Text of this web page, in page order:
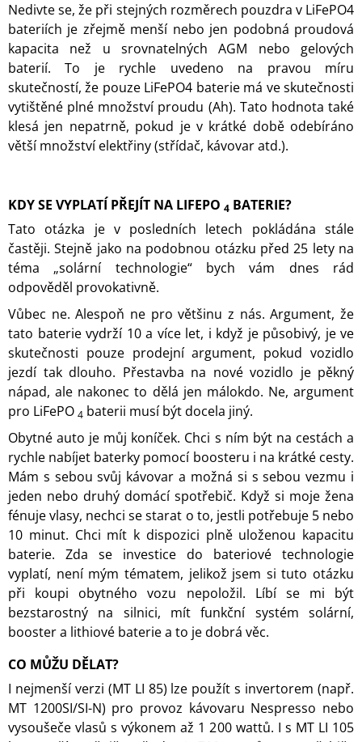
Nedivte se, že při stejných rozměrech pouzdra v LiFePO4
bateriích je zřejmě menší nebo jen podobná proudová
kapacita než u srovnatelných AGM nebo gelových
baterií. To je rychle uvedeno na pravou míru
skutečností, že pouze LiFePO4 baterie má ve skutečnosti
vytištěné plné množství proudu (Ah). Tato hodnota také
klesá jen nepatrně, pokud je v krátké době odebíráno
větší množství elektřiny (střídač, kávovar atd.).
KDY SE VYPLATÍ PŘEJÍT NA LIFEPO 4 BATERIE?
Tato otázka je v posledních letech pokládána stále
častěji. Stejně jako na podobnou otázku před 25 lety na
téma „solární technologie“ bych vám dnes rád
odpověděl provokativně.
Vůbec ne. Alespoň ne pro většinu z nás. Argument, že
tato baterie vydrží 10 a více let, i když je působivý, je ve
skutečnosti pouze prodejní argument, pokud vozidlo
jezdí tak dlouho. Přestavba na nové vozidlo je pěkný
nápad, ale nakonec to dělá jen málokdo. Ne, argument
pro LiFePO 4 baterii musí být docela jiný.
Obytné auto je můj koníček. Chci s ním být na cestách a
rychle nabíjet baterky pomocí boosteru i na krátké cesty.
Mám s sebou svůj kávovar a možná si s sebou vezmu i
jeden nebo druhý domácí spotřebič. Když si moje žena
fénuje vlasy, nechci se starat o to, jestli potřebuje 5 nebo
10 minut. Chci mít k dispozici plně uloženou kapacitu
baterie. Zda se investice do bateriové technologie
vyplatí, není mým tématem, jelikož jsem si tuto otázku
při koupi obytného vozu nepoložil. Líbí se mi být
bezstarostný na silnici, mít funkční systém solární,
booster a lithiové baterie a to je dobrá věc.
CO MŮŽU DĚLAT?
I nejmenší verzi (MT LI 85) lze použít s invertorem (např.
MT 1200SI/SI-N) pro provoz kávovaru Nespresso nebo
vysoušeče vlasů s výkonem až 1 200 wattů. I s MT LI 105